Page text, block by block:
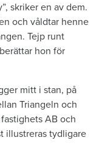
skriker en av dem.
och våldtar henne
Tejp runt
hon för
mitt i stan, på
Triangeln och
AB och
illustreras tydligare